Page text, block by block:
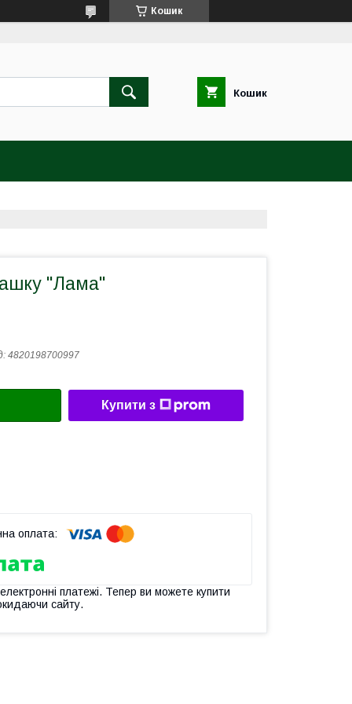
Кошик
Кошик
"Лама"
4820198700997
Купити з
платежі. Тепер ви можете купити
сайту.